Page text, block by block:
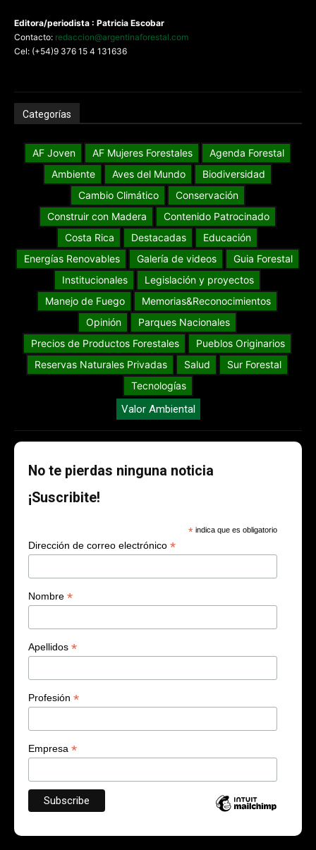
Editora/periodista : Patricia Escobar
Contacto: redaccion@argentinaforestal.com
Cel: (+54)9 376 15 4 131636
Categorías
AF Joven AF Mujeres Forestales
Agenda Forestal
Ambiente
Aves del Mundo
Biodiversidad
Cambio Climático
Conservación
Construir con Madera
Contenido Patrocinado
Costa Rica
Destacadas
Educación
Energías Renovables
Galería de videos
Guia Forestal
Institucionales
Legislación y proyectos
Manejo de Fuego
Memorias&Reconocimientos
Opinión
Parques Nacionales
Precios de Productos Forestales
Pueblos Originarios
Reservas Naturales Privadas
Salud
Sur Forestal
Tecnologías
Valor Ambiental
No te pierdas ninguna noticia
¡Suscribite!
* indica que es obligatorio
Dirección de correo electrónico *
Nombre *
Apellidos *
Profesión *
Empresa *